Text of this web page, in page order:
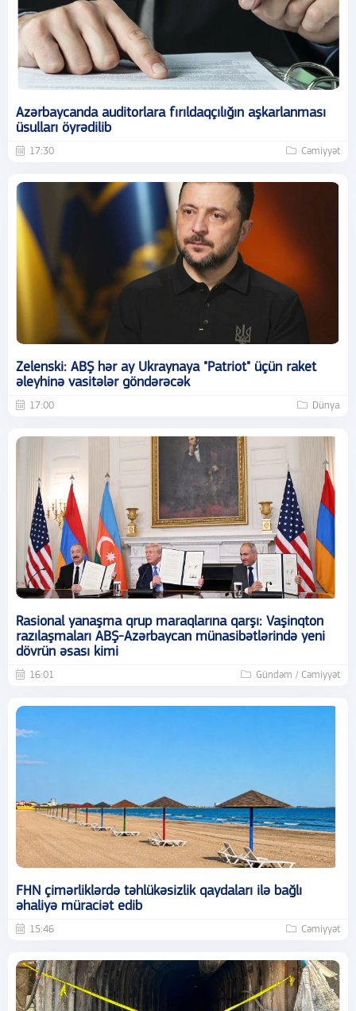
Azərbaycanda auditorlara fırıldaqçılığın aşkarlanması
üsulları öyrədilib
17:30 Cəmiyyət
Zelenski: ABŞ hər ay Ukraynaya "Patriot" üçün raket
əleyhinə vasitələr göndərəcək
17:00 Dünya
Rasional yanaşma qrup maraqlarına qarşı: Vaşinqton
razılaşmaları ABŞ-Azərbaycan münasibətlərində yeni
dövrün əsası kimi
16:01 Gündəm / Cəmiyyət
FHN çimərliklərdə təhlükəsizlik qaydaları ilə bağlı
əhaliyə müraciət edib
15:46 Cəmiyyət